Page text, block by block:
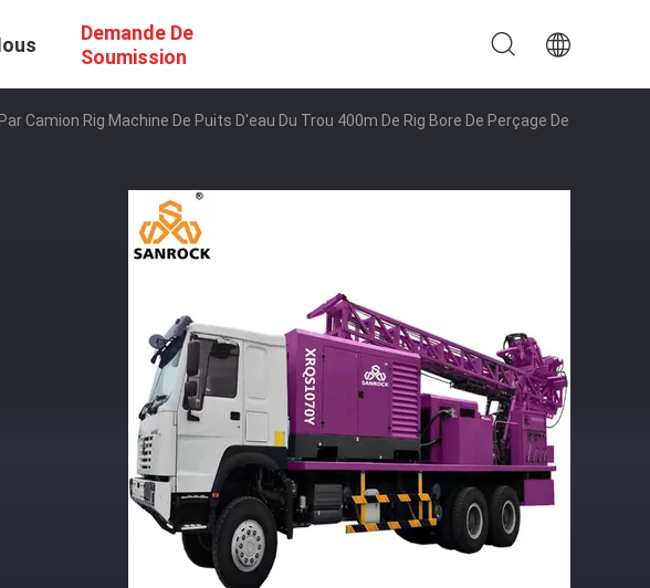
Demande De
Soumission
Camion Rig Machine De Puits D'eau Du Trou 400m De Rig Bore De Perçage De